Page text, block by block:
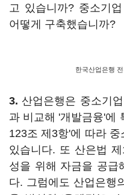
고 있습니까? 중소기
어떻게 구축했습니까?
한국산업은행
3. 산업은행은 중소기
과 비교해 '개발금융'에
123조 제3항'에 따라
있습니다. 또 산은법
성을 위해 자금을 공급
다. 그럼에도 산업은행